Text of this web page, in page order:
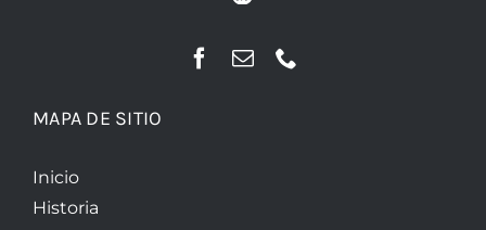
MAPA DE SITIO
Inicio
Historia